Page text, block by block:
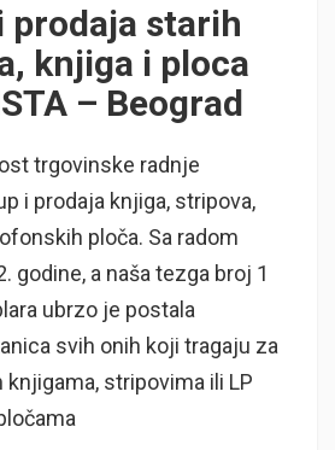
prodaja starih
knjiga i ploca
– Beograd
trgovinske radnje
i prodaja knjiga, stripova,
ploča. Sa radom
godine, a naša tezga broj 1
ubrzo je postala
svih onih koji tragaju za
stripovima ili LP